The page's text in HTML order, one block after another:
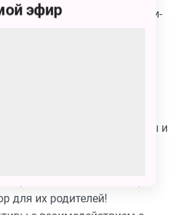
всегда, закончится хэппи-
масштабные спецэффекты и
для их родителей!
эфир